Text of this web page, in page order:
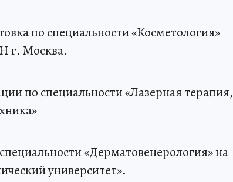
по специальности «Косметология»
г. Москва.
по специальности «Лазерная терапия,
«Дерматовенерология» на
университет».